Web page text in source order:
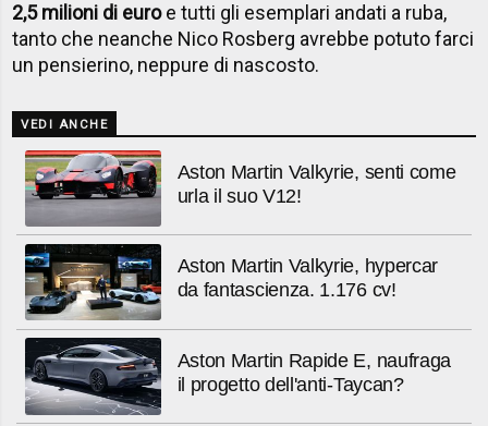
2,5 milioni di euroe tutti gli esemplari andati a ruba,
tanto che neanche Nico Rosberg avrebbe potuto farci
un pensierino, neppure di nascosto.
VEDI ANCHE
Aston Martin Valkyrie, senti come
urla il suo V12!
Aston Martin Valkyrie, hypercar
da fantascienza. 1.176 cv!
Aston Martin Rapide E, naufraga
il progetto dell'anti-Taycan?